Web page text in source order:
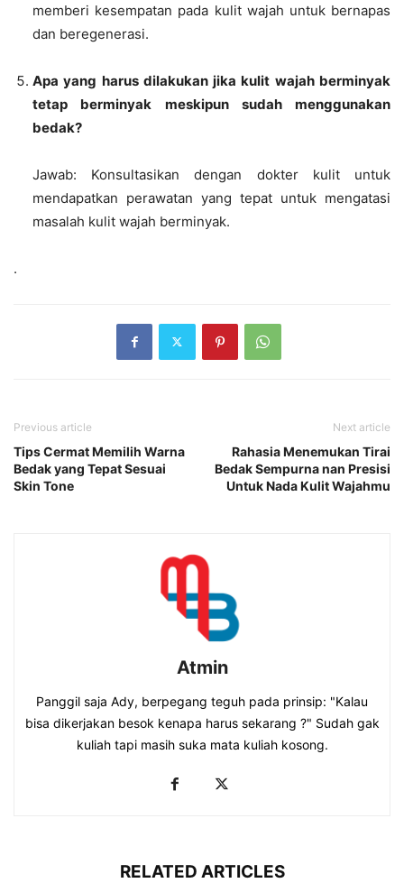
memberi kesempatan pada kulit wajah untuk bernapas
dan beregenerasi.
Apa yang harus dilakukan jika kulit wajah berminyak
tetap berminyak meskipun sudah menggunakan
bedak?
Jawab: Konsultasikan dengan dokter kulit untuk
mendapatkan perawatan yang tepat untuk mengatasi
masalah kulit wajah berminyak.
.
Previous article
Tips Cermat Memilih Warna
Bedak yang Tepat Sesuai
Skin Tone
Next article
Rahasia Menemukan Tirai
Bedak Sempurna nan Presisi
Untuk Nada Kulit Wajahmu
Atmin
Panggil saja Ady, berpegang teguh pada prinsip: "Kalau
bisa dikerjakan besok kenapa harus sekarang ?" Sudah gak
kuliah tapi masih suka mata kuliah kosong.
RELATED ARTICLES